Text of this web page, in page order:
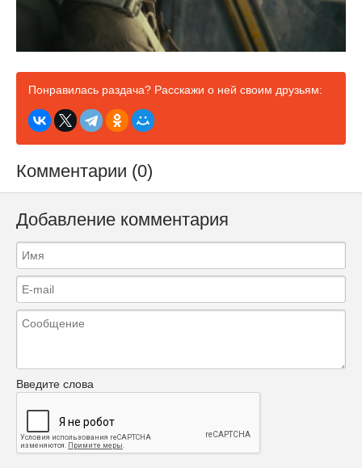
Понравилась раздача? Расскажи о ней своим друзьям:
Комментарии (0)
Добавление комментария
Введите слова